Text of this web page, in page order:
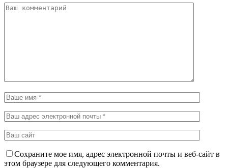
Сохраните мое имя, адрес электронной почты и веб-сайт в
этом браузере для следующего комментария.